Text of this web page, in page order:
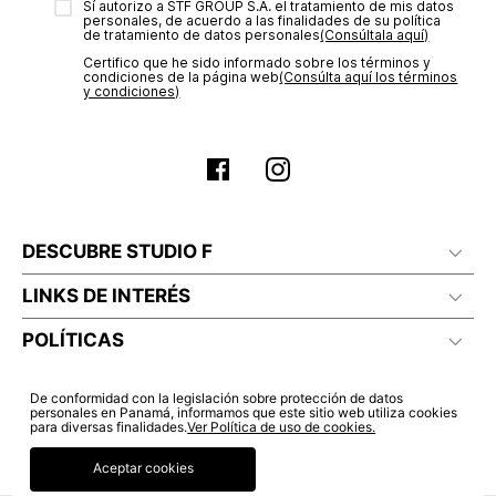
No lavado en seco
estado de tu compra puedes ingresar al menú de “Mi cuenta -
Mis Pedidos” en nuestra página webwww.studiofpanama.pa
Sí autorizo a STF GROUP S.A. el tratamiento de mis datos
personales, de acuerdo a las finalidades de su política
de tratamiento de datos personales‎(Consúltala aquí)
Certifico que he sido informado sobre los términos y
condiciones de la página web‎(Consúlta aquí los términos
y condiciones)
DESCUBRE STUDIO F
LINKS DE INTERÉS
POLÍTICAS
De conformidad con la legislación sobre protección de datos
personales en Panamá, informamos que este sitio web utiliza cookies
para diversas finalidades.Ver Política de uso de cookies.
Aceptar cookies